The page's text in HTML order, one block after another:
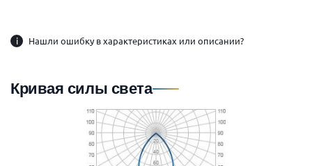
i Нашли ошибку в характеристиках или описании?
Кривая силы света